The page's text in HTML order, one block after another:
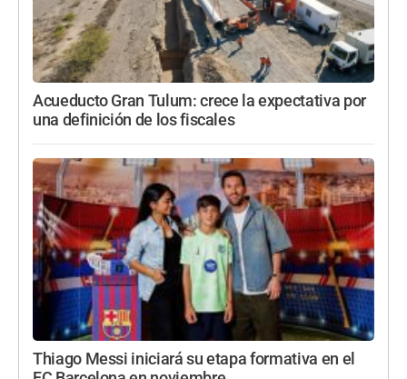
Acueducto Gran Tulum: crece la expectativa por
una definición de los fiscales
Thiago Messi iniciará su etapa formativa en el